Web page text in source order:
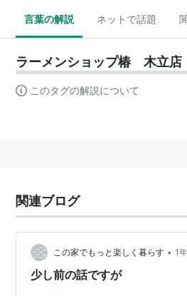
言葉の解説 ネットで話題
ラーメンショップ椿 木立店
このタグの解説について
関連ブログ
この家でもっと楽しく暮らす • 1
少し前の話ですが